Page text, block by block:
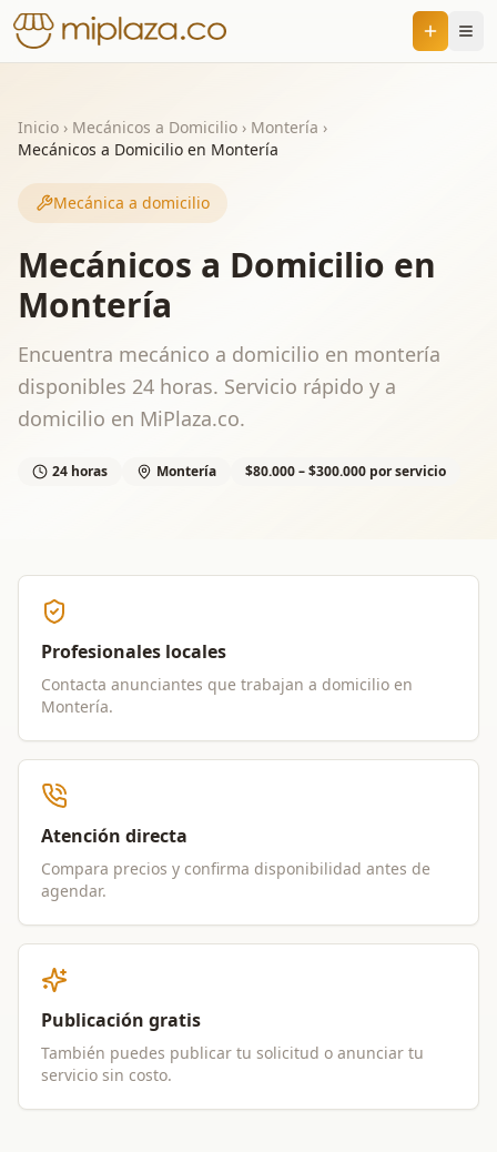
Inicio › Mecánicos a Domicilio › Montería ›
Mecánicos a Domicilio en Montería
Mecánica a domicilio
Mecánicos a Domicilio en
Montería
Encuentra mecánico a domicilio en montería
disponibles 24 horas. Servicio rápido y a
domicilio en MiPlaza.co.
24 horas Montería $80.000 – $300.000 por servicio
Profesionales locales
Contacta anunciantes que trabajan a domicilio en
Montería.
Atención directa
Compara precios y confirma disponibilidad antes de
agendar.
Publicación gratis
También puedes publicar tu solicitud o anunciar tu
servicio sin costo.